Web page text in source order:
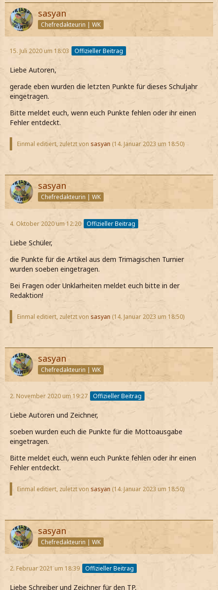
sasyan
Chefredakteurin | WK
15. Juli 2020 um 18:03 Offizieller Beitrag
Liebe Autoren,
gerade eben wurden die letzten Punkte für dieses Schuljahr
eingetragen.
Bitte meldet euch, wenn euch Punkte fehlen oder ihr einen
Fehler entdeckt.
Einmal editiert, zuletzt von sasyan (14. Januar 2023 um 18:50)
sasyan
Chefredakteurin | WK
4. Oktober 2020 um 12:20 Offizieller Beitrag
Liebe Schüler,
die Punkte für die Artikel aus dem Trimagischen Turnier
wurden soeben eingetragen.
Bei Fragen oder Unklarheiten meldet euch bitte in der
Redaktion!
Einmal editiert, zuletzt von sasyan (14. Januar 2023 um 18:50)
sasyan
Chefredakteurin | WK
2. November 2020 um 19:27 Offizieller Beitrag
Liebe Autoren und Zeichner,
soeben wurden euch die Punkte für die Mottoausgabe
eingetragen.
Bitte meldet euch, wenn euch Punkte fehlen oder ihr einen
Fehler entdeckt.
Einmal editiert, zuletzt von sasyan (14. Januar 2023 um 18:50)
sasyan
Chefredakteurin | WK
2. Februar 2021 um 18:39 Offizieller Beitrag
Liebe Schreiber und Zeichner für den TP,